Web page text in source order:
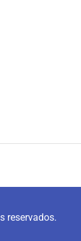
reservados.